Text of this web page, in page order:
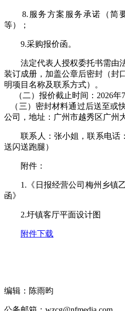
8.服务方案服务承诺（简要
等）；
9.采购报价函。
法定代表人授权委托书需由
装订成册，加盖公章后密封（封
明项目名称及联系方式）。
（二）报价截止时间：2026年7
（三）密封材料通过后送至或
公司，地址：广州市越秀区广州
联系人：张小姐，联系电话：
送闪送跑腿）
附件：
1.《日报经营公司梅州乡镇乙
函》
2.圩镇客厅平面设计图
附件下载
编辑：陈雨昀